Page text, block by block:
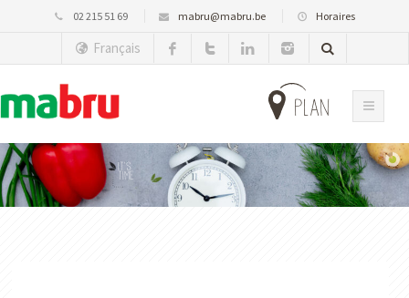
02 215 51 69 mabru@mabru.be Horaires
Français
plan
It's
time